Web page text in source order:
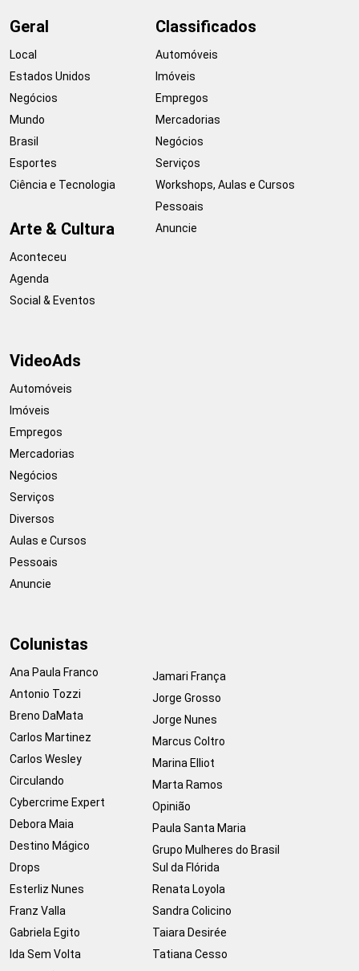
Geral
Local
Estados Unidos
Negócios
Mundo
Brasil
Esportes
Ciência e Tecnologia
Arte & Cultura
Aconteceu
Agenda
Social & Eventos
Classificados
Automóveis
Imóveis
Empregos
Mercadorias
Negócios
Serviços
Workshops, Aulas e Cursos
Pessoais
Anuncie
VideoAds
Automóveis
Imóveis
Empregos
Mercadorias
Negócios
Serviços
Diversos
Aulas e Cursos
Pessoais
Anuncie
Colunistas
Ana Paula Franco
Antonio Tozzi
Breno DaMata
Carlos Martinez
Carlos Wesley
Circulando
Cybercrime Expert
Debora Maia
Destino Mágico
Drops
Esterliz Nunes
Franz Valla
Gabriela Egito
Ida Sem Volta
Jamari França
Jorge Grosso
Jorge Nunes
Marcus Coltro
Marina Elliot
Marta Ramos
Opinião
Paula Santa Maria
Grupo Mulheres do Brasil
Sul da Flórida
Renata Loyola
Sandra Colicino
Taiara Desirée
Tatiana Cesso